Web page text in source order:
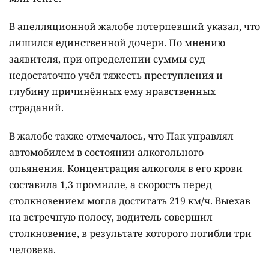
В апелляционной жалобе потерпевший указал, что
лишился единственной дочери. По мнению
заявителя, при определении суммы суд
недостаточно учёл тяжесть преступления и
глубину причинённых ему нравственных
страданий.
В жалобе также отмечалось, что Пак управлял
автомобилем в состоянии алкогольного
опьянения. Концентрация алкоголя в его крови
составила 1,3 промилле, а скорость перед
столкновением могла достигать 219 км/ч. Выехав
на встречную полосу, водитель совершил
столкновение, в результате которого погибли три
человека.